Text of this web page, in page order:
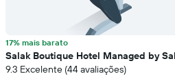
17% mais barato
Salak Boutique Hotel Managed by
9.3 Excelente (44 avaliações)